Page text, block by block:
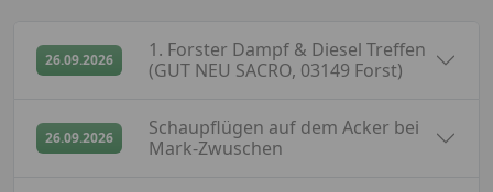
26.09.2026
abgesagt1. Forster Dampf & Diesel Treffen
(GUT NEU SACRO, 03149 Forst)
26.09.2026
abgesagtSchaupflügen auf dem Acker bei
Mark-Zwuschen